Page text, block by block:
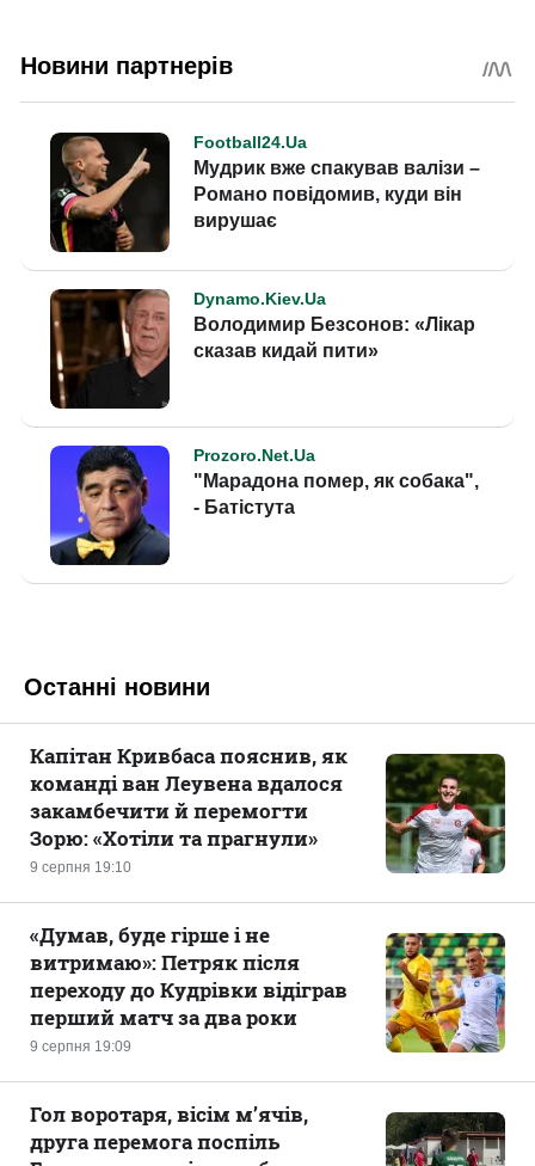
Останні новини
9 серпня 19:10
Капітан Кривбаса пояснив, як
команді ван Леувена вдалося
закамбечити й перемогти
Зорю: «Хотіли та прагнули»
9 серпня 19:09
«Думав, буде гірше і не
витримаю»: Петряк після
переходу до Кудрівки відіграв
перший матч за два роки
Гол воротаря, вісім м’ячів,
друга перемога поспіль